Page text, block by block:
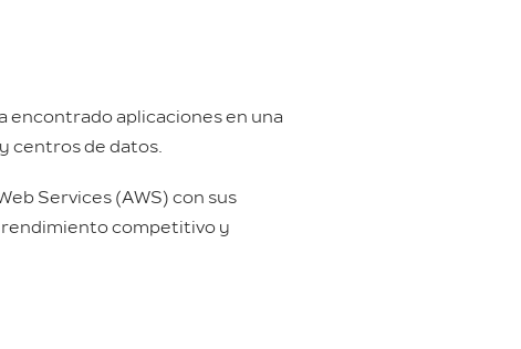
encontrado aplicaciones en una
centros de datos.
Services (AWS) con sus
rendimiento competitivo y